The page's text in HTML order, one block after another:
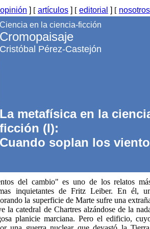
opinión ] [ artículos ] [ editorial ] [ nosotros
Ciencia en la ciencia-ficción
Cromopaisaje
Cristóbal Pérez-Castejón
La metafísica en la
ficción (I):
Cuando soplan los
del cambio" es uno de los relatos
inquietantes de Fritz Leiber. En él,
la superficie de Marte sufre una
la catedral de Chartres alzándose de la
planicie marciana. Pero el edificio,